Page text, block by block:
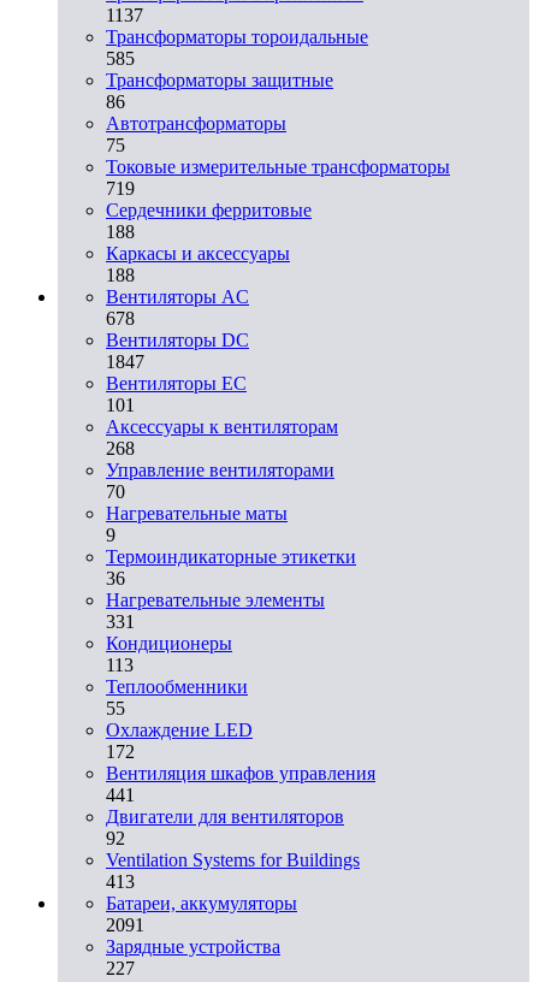
1137
Трансформаторы тороидальные
585
Трансформаторы защитные
86
Автотрансформаторы
75
Токовые измерительные трансформаторы
719
Сердечники ферритовые
188
Каркасы и аксессуары
188
Вентиляторы AC
678
Вентиляторы DC
1847
Вентиляторы EC
101
Аксессуары к вентиляторам
268
Управление вентиляторами
70
Нагревательные маты
9
Термоиндикаторные этикетки
36
Нагревательные элементы
331
Кондиционеры
113
Теплообменники
55
Охлаждение LED
172
Вентиляция шкафов управления
441
Двигатели для вентиляторов
92
Ventilation Systems for Buildings
413
Батареи, аккумуляторы
2091
Зарядные устройства
227